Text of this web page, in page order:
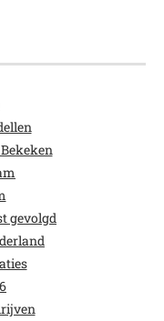
gevolgd